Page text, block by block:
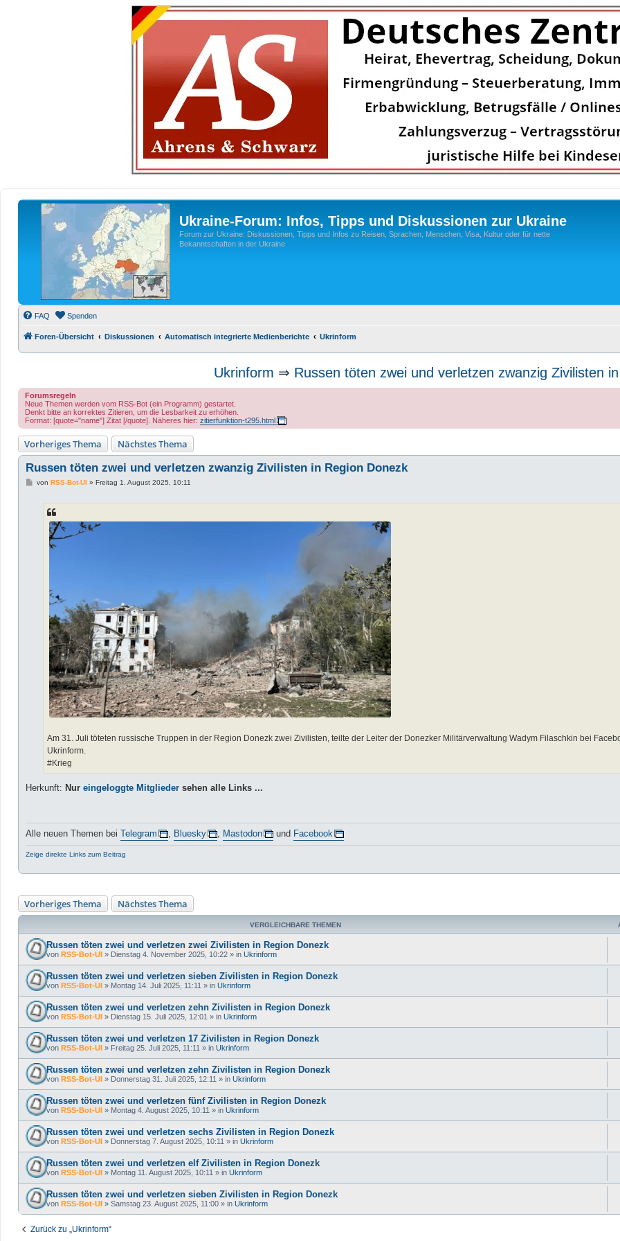
Ukraine-Forum: Infos, Tipps und Diskussionen zur Ukraine
Forum zur Ukraine: Diskussionen, Tipps und Infos zu Reisen, Sprachen, Menschen, Visa, Kultur oder für nette
Bekanntschaften in der Ukraine
FAQ Spenden
Foren-Übersicht Diskussionen Automatisch integrierte Medienberichte Ukrinform
Ukrinform ⇒ Russen töten zwei und verletzen zwanzig Zivilisten
Forumsregeln
Neue Themen werden vom RSS-Bot (ein Programm) gestartet.
Denkt bitte an korrektes Zitieren, um die Lesbarkeit zu erhöhen.
Format: [quote="name"] Zitat [/quote]. Näheres hier: zitierfunktion-t295.html
Vorheriges Thema Nächstes Thema
Russen töten zwei und verletzen zwanzig Zivilisten in Region Donezk
Bvon RSS-Bot-UI» Freitag 1. August 2025, 10:11
Am 31. Juli töteten russische Truppen in der Region Donezk zwei Zivilisten, teilte der Leiter der Donezker Militärverwaltung Wadym Filaschkin bei
Ukrinform.
#Krieg
Herkunft: Nur eingeloggte Mitglieder sehen alle Links ...
Alle neuen Themen bei Telegram , Bluesky , Mastodon und Facebook
Zeige direkte Links zum Beitrag
Vorheriges Thema Nächstes Thema
VERGLEICHBARE THEMEN
Russen töten zwei und verletzen zwei Zivilisten in Region Donezk
von RSS-Bot-UI » Dienstag 4. November 2025, 10:22 » in Ukrinform
Russen töten zwei und verletzen sieben Zivilisten in Region Donezk
von RSS-Bot-UI » Montag 14. Juli 2025, 11:11 » in Ukrinform
Russen töten zwei und verletzen zehn Zivilisten in Region Donezk
von RSS-Bot-UI » Dienstag 15. Juli 2025, 12:01 » in Ukrinform
Russen töten zwei und verletzen 17 Zivilisten in Region Donezk
von RSS-Bot-UI » Freitag 25. Juli 2025, 11:11 » in Ukrinform
Russen töten zwei und verletzen zehn Zivilisten in Region Donezk
von RSS-Bot-UI » Donnerstag 31. Juli 2025, 12:11 » in Ukrinform
Russen töten zwei und verletzen fünf Zivilisten in Region Donezk
von RSS-Bot-UI » Montag 4. August 2025, 10:11 » in Ukrinform
Russen töten zwei und verletzen sechs Zivilisten in Region Donezk
von RSS-Bot-UI » Donnerstag 7. August 2025, 10:11 » in Ukrinform
Russen töten zwei und verletzen elf Zivilisten in Region Donezk
von RSS-Bot-UI » Montag 11. August 2025, 10:11 » in Ukrinform
Russen töten zwei und verletzen sieben Zivilisten in Region Donezk
von RSS-Bot-UI » Samstag 23. August 2025, 11:00 » in Ukrinform
Zurück zu „Ukrinform“